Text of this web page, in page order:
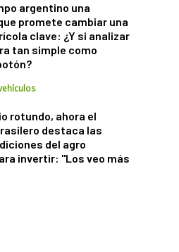
argentino una
promete cambiar una
clave: ¿Y si analizar
tan simple como
rotundo, ahora el
destaca las
del agro
invertir: "Los veo más